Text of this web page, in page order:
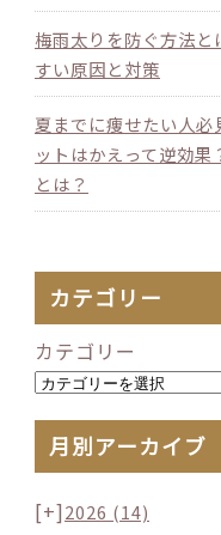
梅雨太りを防ぐ方法と
すい原因と対策
夏までに痩せたい人
ットはかえって逆効果
とは？
カテゴリー
カテゴリー
月別アーカイブ
[+]2026 (14)